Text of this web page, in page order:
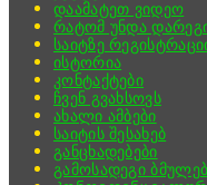
დაამატეთ ვიდეო
რატომ უნდა
საიტზე
ისტორია
კონტაქტები
ჩვენ გვახსოვს
ახალი ამბები
საიტის შესახებ
განცხადებები
გამოსადეგი